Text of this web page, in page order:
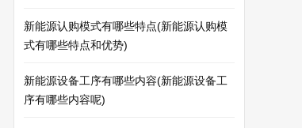
新能源认购模式有哪些特点(新能源认购模
式有哪些特点和优势)
新能源设备工序有哪些内容(新能源设备工
序有哪些内容呢)